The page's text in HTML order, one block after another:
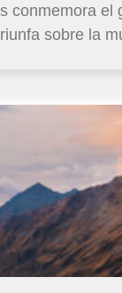
conmemora el
sobre la